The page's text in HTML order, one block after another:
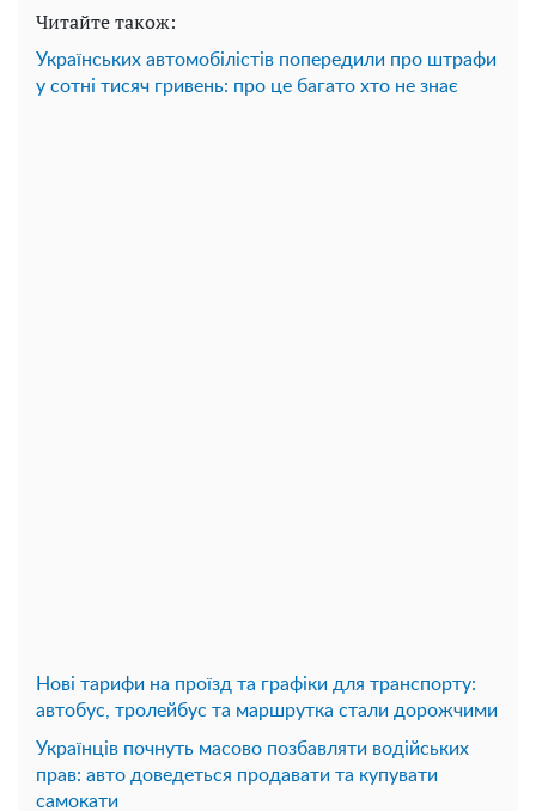
Читайте також:
Українських автомобілістів попередили про штрафи
у сотні тисяч гривень: про це багато хто не знає
Нові тарифи на проїзд та графіки для транспорту:
автобус, тролейбус та маршрутка стали дорожчими
Українців почнуть масово позбавляти водійських
прав: авто доведеться продавати та купувати
самокати